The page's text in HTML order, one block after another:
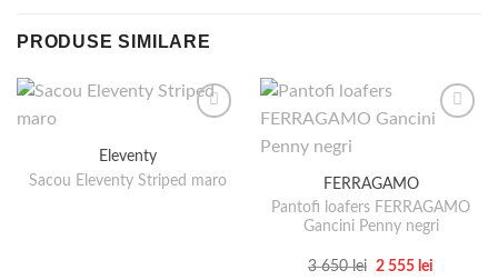
PRODUSE SIMILARE
Eleventy
Sacou Eleventy Striped maro
FERRAGAMO
Pantofi loafers FERRAGAMO
Gancini Penny negri
3 650lei
Prețul
2 555 lei